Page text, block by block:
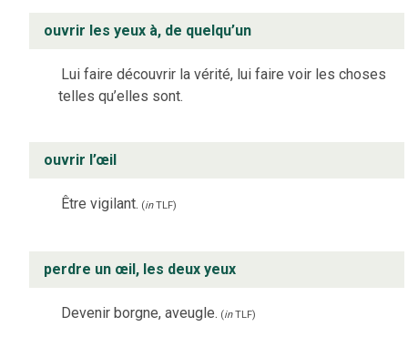
ouvrir les yeux à, de quelqu’un
Lui faire découvrir la vérité, lui faire voir les choses
telles qu’elles sont.
ouvrir l’œil
Être vigilant. (inTLF)
perdre un œil, les deux yeux
Devenir borgne, aveugle. (inTLF)